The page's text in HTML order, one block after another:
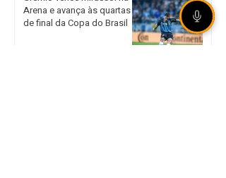
Arena e avança às quartas
de final da Copa do Brasil